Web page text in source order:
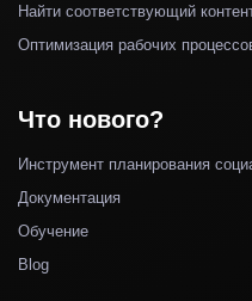
Найти соответствующий
Оптимизация рабочих
Что нового?
Инструмент планирования
Документация
Обучение
Blog